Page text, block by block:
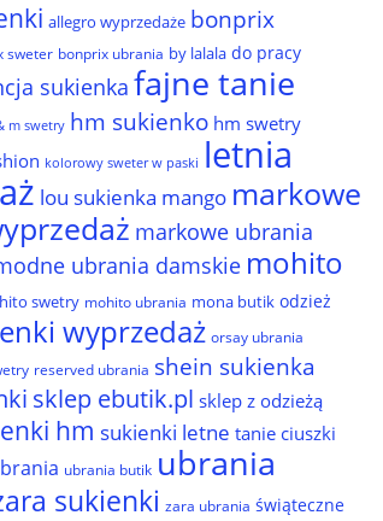
allegro wyprzedaże bonprix
sweter bonprix ubrania by lalala do pracy
sukienka fajne tanie
m swetry hm sukienko hm swetry
kolorowy sweter w paski letnia
lou sukienka mango markowe
markowe ubrania
ubrania damskie mohito
swetry mohito ubrania mona butik odzież
wyprzedaż orsay ubrania
reserved ubrania shein sukienka
sklep ebutik.pl sklep z odzieżą
hm sukienki letne tanie ciuszki
ubrania butik ubrania
sukienki zara ubrania świąteczne